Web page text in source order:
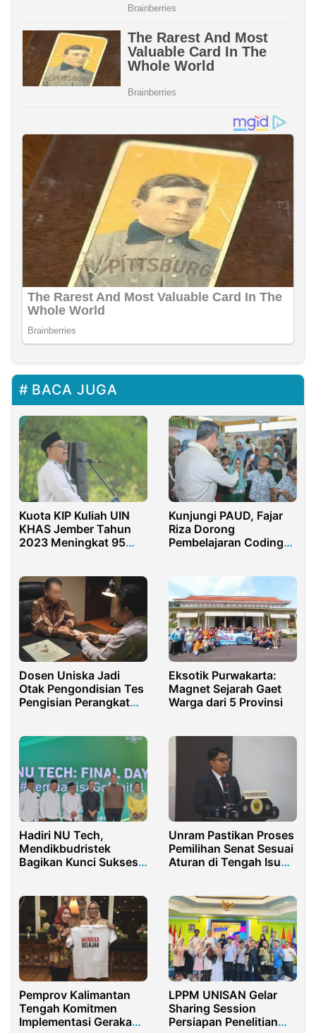
BACA JUGA
Kuota KIP Kuliah UIN
KHAS Jember Tahun
2023 Meningkat 95
Kunjungi PAUD, Fajar
Riza Dorong
Pembelajaran Coding
Dosen Uniska Jadi
Otak Pengondisian Tes
Pengisian Perangkat
Eksotik Purwakarta:
Magnet Sejarah Gaet
Warga dari 5 Provinsi
Hadiri NU Tech,
Mendikbudristek
Bagikan Kunci Sukses
Unram Pastikan Proses
Pemilihan Senat Sesuai
Aturan di Tengah Isu
Pemprov Kalimantan
Tengah Komitmen
Implementasi Gerakan
LPPM UNISAN Gelar
Sharing Session
Persiapan Penelitian